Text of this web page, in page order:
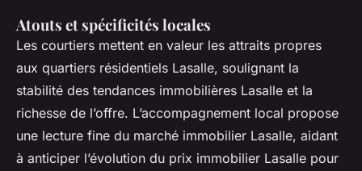
Atouts et spécificités locales
Les courtiers mettent en valeur les attraits propres
aux quartiers résidentiels Lasalle, soulignant la
stabilité des tendances immobilières Lasalle et la
richesse de l’offre. L’accompagnement local propose
une lecture fine du marché immobilier Lasalle, aidant
à anticiper l’évolution du prix immobilier Lasalle pour